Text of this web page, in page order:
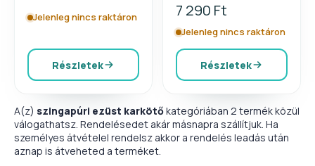
Jelenleg nincs raktáron
Részletek
7 290 Ft
Jelenleg nincs raktáron
Részletek
A(z) szingapúri ezüst karkötőkategóriában 2 termék közül
válogathatsz. Rendelésedet akár másnapra szállítjuk. Ha
személyes átvételel rendelsz akkor a rendelés leadás után
aznap is átveheted a terméket.